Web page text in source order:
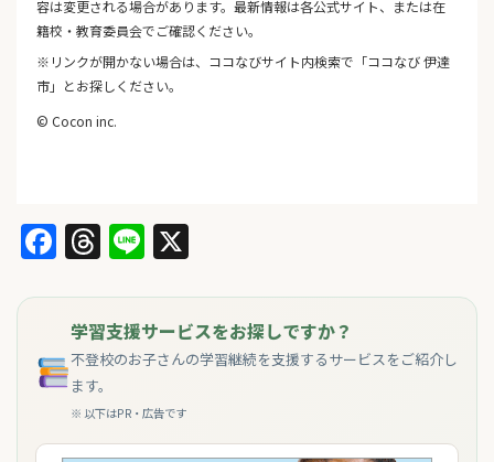
容は変更される場合があります。最新情報は各公式サイト、または在
籍校・教育委員会でご確認ください。
※リンクが開かない場合は、ココなびサイト内検索で「ココなび 伊達
市」とお探しください。
© Cocon inc.
Facebook
Threads
Line
学習支援サービスをお探しですか？
不登校のお子さんの学習継続を支援するサービスをご紹介し
ます。
※ 以下はPR・広告です